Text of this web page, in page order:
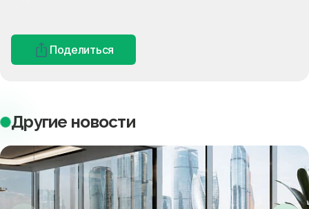
Поделиться
Другие новости